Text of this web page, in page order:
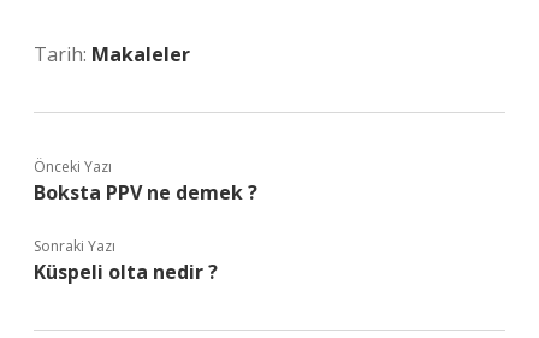
Tarih: Makaleler
Önceki Yazı
Boksta PPV ne demek ?
Sonraki Yazı
Küspeli olta nedir ?